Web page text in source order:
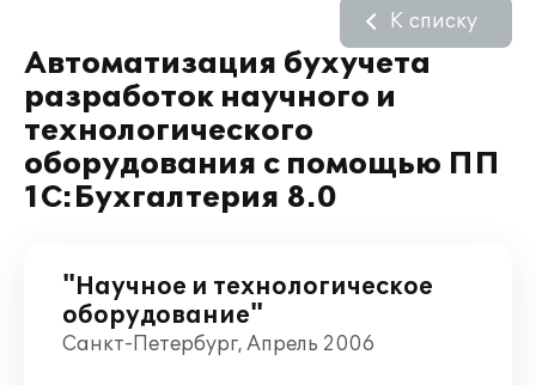
Автоматизация бухучета
разработок научного и
технологического
оборудования с помощью ПП
1С:Бухгалтерия 8.0
К списку
"Научное и технологическое
оборудование"
Санкт-Петербург, Апрель 2006